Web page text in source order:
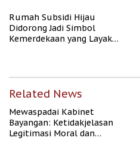
Rumah Subsidi Hijau
Didorong Jadi Simbol
Kemerdekaan yang Layak
Related News
Mewaspadai Kabinet
Bayangan: Ketidakjelasan
Legitimasi Moral dan